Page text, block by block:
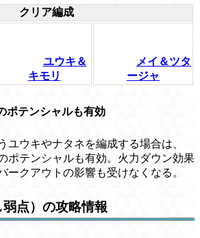
クリア編成
ユウキ＆
キモリ
メイ＆ツタ
ージャ
ポテンシャルも有効
ユウキやナタネを編成する場合は、
ポテンシャルも有効。火力ダウン効果
ークアウトの影響も受けなくなる。
点）の攻略情報